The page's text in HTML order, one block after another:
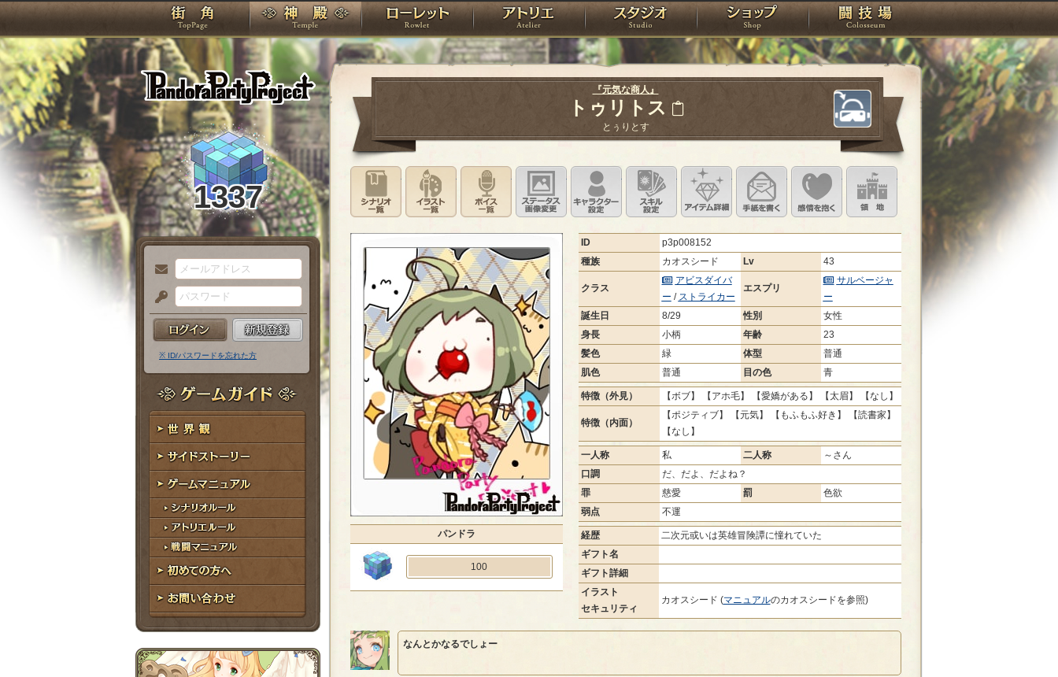
PandoraPartyProject
TOP 神殿 ローレット アトリエ スタジオ ショップ 闘技場
1337
メ
ー
ル
ア
ド
レ
ス
パ
ス
ー
ド
※ ID/パスワードを忘れた方
ゲームガイド
世界観
サイドストーリー
ゲームマニュアル
シナリオルール
アトリエルール
戦闘マニュアル
初めての方へ
お問い合わせ
『元気な商人』
トゥリトス
とぅりとす
シナリオ一覧イラスト一覧ボイス一覧 ステータス画像変更キャラクター設定
スキル設定 アイテム詳細手紙を書く このキャラクターに感情を抱く
パンドラ
100
ID
p3p008152
種族
カオスシード Lv 43
クラス
アビスダイバ
ー / ストライカー
エスプリ
サルベージャ
ー
誕生日
8/29 性別
女性
身長
小柄 年齢
23
髪色
緑 体型
普通
肌色
普通 目の色 青
特徴（外見） 【ボブ】 【アホ毛】 【愛嬌がある】 【太眉】 【なし】
特徴（内面）
【ポジティブ】 【元気】 【もふもふ好き】 【読書家】
【なし】
一人称 私 二人称
～さん
口調
だ、だよ、だよね？
罪
慈愛 罰
色欲
弱点
不運
経歴
二次元或いは英雄冒険譚に憧れていた
ギフト名
ギフト詳細
イラスト
セキュリティ
カオスシード (マニュアルのカオスシードを参照)
なんとかなるでしょー